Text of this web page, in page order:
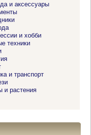
и аксессуары
и хобби
техники
и транспорт
и растения